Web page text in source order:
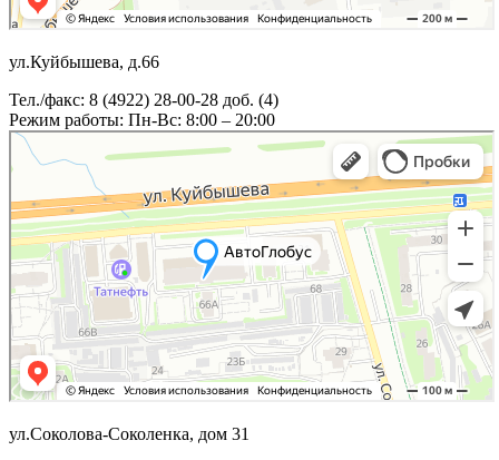
ул.Куйбышева, д.66
Тел./факс: 8 (4922) 28-00-28 доб. (4)
Режим работы: Пн-Вс: 8:00 – 20:00
ул.Соколова-Соколенка, дом 31